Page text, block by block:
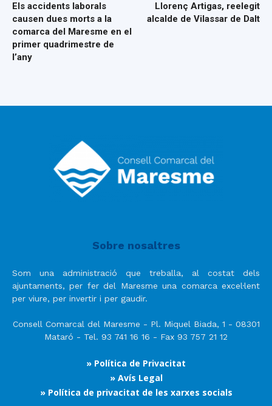
Els accidents laborals
causen dues morts a la
comarca del Maresme en el
primer quadrimestre de
l’any
Llorenç Artigas, reelegit
alcalde de Vilassar de Dalt
Sobre nosaltres
Som una administració que treballa, al costat dels
ajuntaments, per fer del Maresme una comarca excel·lent
per viure, per invertir i per gaudir.
Consell Comarcal del Maresme - Pl. Miquel Biada, 1 - 08301
Mataró - Tel. 93 741 16 16 - Fax 93 757 21 12
» Política de Privacitat
» Avís Legal
» Política de privacitat de les xarxes socials